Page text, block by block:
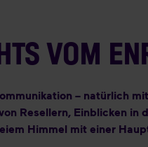
VOM
– natürlich
Resellern, Einblicken in
Himmel mit einer